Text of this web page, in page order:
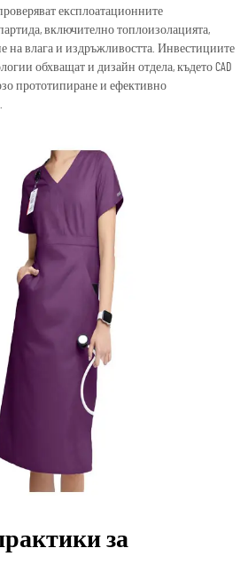
експлоатационните
включително топлоизолацията,
на влага и издръжливостта. Инвестициите
обхващат и дизайн отдела, където CAD
прототипиране и ефективно
за